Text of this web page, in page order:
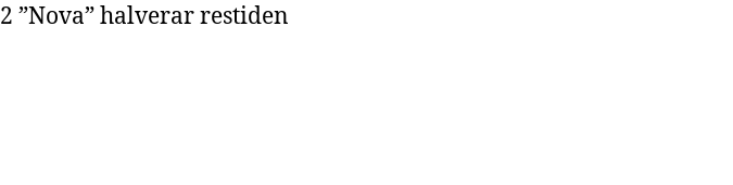
”Nova” halverar restiden